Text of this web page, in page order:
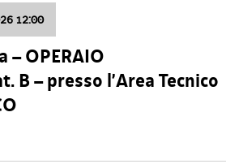
12:00
OPERAIO
B – presso l’Area Tecnico